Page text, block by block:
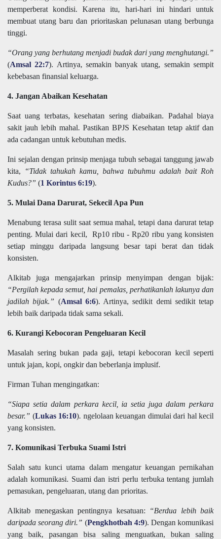
memperberat kondisi. Karena itu, hari-hari ini hindari untuk
membuat utang baru dan prioritaskan pelunasan utang berbunga
tinggi.
“Orang yang berhutang menjadi budak dari yang menghutangi.”
(Amsal 22:7). Artinya, semakin banyak utang, semakin sempit
kebebasan finansial keluarga.
4. Jangan Abaikan Kesehatan
Saat uang terbatas, kesehatan sering diabaikan. Padahal biaya
sakit jauh lebih mahal. Pastikan BPJS Kesehatan tetap aktif dan
ada cadangan untuk kebutuhan medis.
Ini sejalan dengan prinsip menjaga tubuh sebagai tanggung jawab
kita,
“Tidak tahukah kamu, bahwa tubuhmu adalah bait Roh
Kudus?” (1 Korintus 6:19).
5. Mulai Dana Darurat, Sekecil Apa Pun
Menabung terasa sulit saat semua mahal, tetapi dana darurat tetap
penting. Mulai dari kecil, Rp10 ribu - Rp20 ribu yang konsisten
setiap minggu daripada langsung besar tapi berat dan tidak
konsisten.
Alkitab juga mengajarkan prinsip menyimpan dengan bijak:
“Pergilah kepada semut, hai pemalas, perhatikanlah lakunya dan
jadilah bijak.” (Amsal 6:6). Artinya, sedikit demi sedikit tetap
lebih baik daripada tidak sama sekali.
6. Kurangi Kebocoran Pengeluaran Kecil
Masalah sering bukan pada gaji, tetapi kebocoran kecil seperti
untuk jajan, kopi, ongkir dan beberlanja implusif.
Firman Tuhan mengingatkan:
“Siapa setia dalam perkara kecil, ia setia juga dalam perkara
besar.” (Lukas 16:10). ngelolaan keuangan dimulai dari hal kecil
yang konsisten.
7. Komunikasi Terbuka Suami Istri
Salah satu kunci utama dalam mengatur keuangan pernikahan
adalah komunikasi. Suami dan istri perlu terbuka tentang jumlah
pemasukan, pengeluaran, utang dan prioritas.
Alkitab menegaskan pentingnya kesatuan:
“Berdua lebih baik
daripada seorang diri.” (Pengkhotbah 4:9). Dengan komunikasi
yang baik, pasangan bisa saling menguatkan, bukan saling